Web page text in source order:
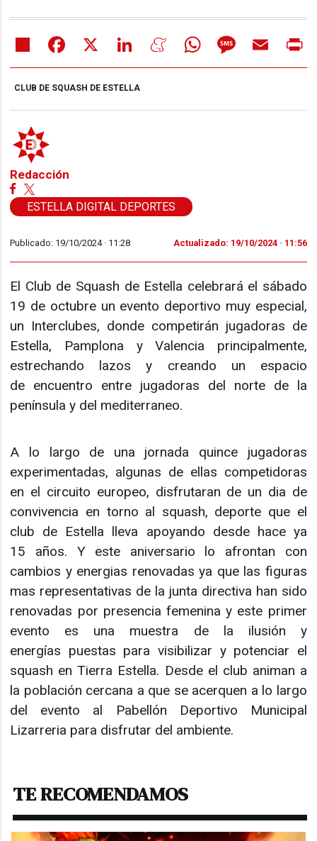
Share Facebook LinkedIn MeneameWhatsAppMessageEmail
CLUB DE SQUASH DE ESTELLA
Redacción
ESTELLA DIGITAL DEPORTES
Publicado: 19/10/2024 · 11:28 Actualizado: 19/10/2024 · 11:56
El Club de Squash de Estella celebrará el sábado
19 de octubre un evento deportivo muy especial,
un Interclubes, donde competirán jugadoras de
Estella, Pamplona y Valencia principalmente,
estrechando lazos y creando un espacio
de encuentro entre jugadoras del norte de la
península y del mediterraneo.
A lo largo de una jornada quince jugadoras
experimentadas, algunas de ellas competidoras
en el circuito europeo, disfrutaran de un dia de
convivencia en torno al squash, deporte que el
club de Estella lleva apoyando desde hace ya
15 años. Y este aniversario lo afrontan con
cambios y energias renovadas ya que las figuras
mas representativas de la junta directiva han sido
renovadas por presencia femenina y este primer
evento es una muestra de la ilusión y
energías puestas para visibilizar y potenciar el
squash en Tierra Estella. Desde el club animan a
la población cercana a que se acerquen a lo largo
del evento al Pabellón Deportivo Municipal
Lizarreria para disfrutar del ambiente.
TE RECOMENDAMOS